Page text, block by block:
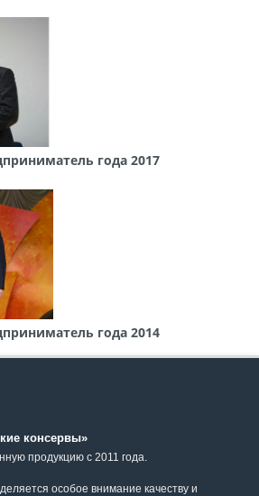
года 2017
года 2014
консервы»
продукцию с 2011 года.
особое внимание качеству и